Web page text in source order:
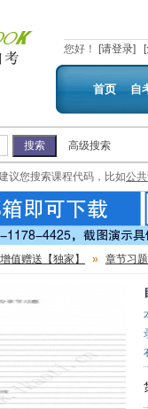
您好 ！ [请登录]
首页 自
高级搜索
议您搜索课程代码，比如公
值赠送【独家】 » 章节习题